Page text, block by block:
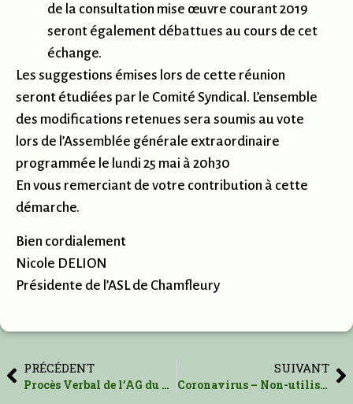
de la consultation mise œuvre courant 2019
seront également débattues au cours de cet
échange.
Les suggestions émises lors de cette réunion
seront étudiées par le Comité Syndical. L’ensemble
des modifications retenues sera soumis au vote
lors de l’Assemblée générale extraordinaire
programmée le lundi 25 mai à 20h30
En vous remerciant de votre contribution à cette
démarche.
Bien cordialement
Nicole DELION
Présidente de l’ASL de Chamfleury
PRÉCÉDENT
Procès Verbal de l’AG du 26 novembre 2019
SUIVANT
Coronavirus – Non-utilisation des aires de jeux de la Résidence